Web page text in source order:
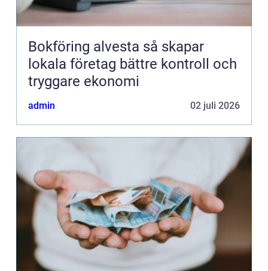
Bokföring alvesta så skapar
lokala företag bättre kontroll och
tryggare ekonomi
admin 02 juli 2026